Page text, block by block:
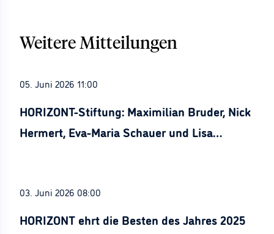
Weitere Mitteilungen
05. Juni 2026 11:00
HORIZONT-Stiftung: Maximilian Bruder, Nick
Hermert, Eva-Maria Schauer und Lisa
03. Juni 2026 08:00
HORIZONT ehrt die Besten des Jahres 2025